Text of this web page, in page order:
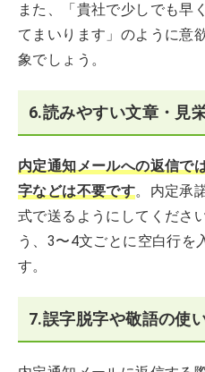
また、「貴社で少しでも早
てまいります」のように意
象でしょう。
6.読みやすい文章・見
内定通知メールへの返信で
字などは不要です。内定承
式で送るようにしてくださ
う、3〜4文ごとに空白行を
す。
7.誤字脱字や敬語の使